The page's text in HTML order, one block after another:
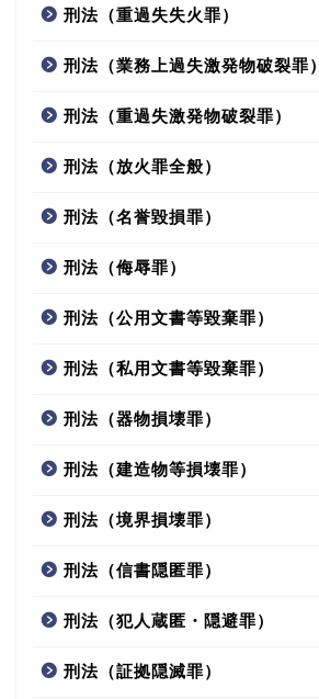
刑法（重過失失火罪）
刑法（業務上過失激発物破裂罪）
刑法（重過失激発物破裂罪）
刑法（放火罪全般）
刑法（名誉毀損罪）
刑法（侮辱罪）
刑法（公用文書等毀棄罪）
刑法（私用文書等毀棄罪）
刑法（器物損壊罪）
刑法（建造物等損壊罪）
刑法（境界損壊罪）
刑法（信書隠匿罪）
刑法（犯人蔵匿・隠避罪）
刑法（証拠隠滅罪）